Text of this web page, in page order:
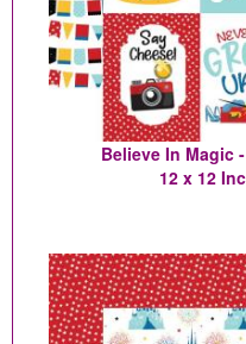
Believe In Magic
12 x 12